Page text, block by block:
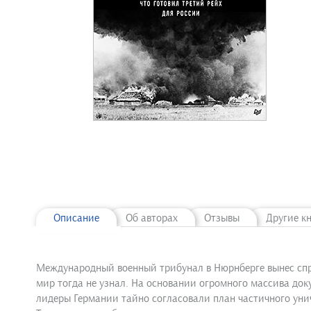
Описание Об авторах Отзывы Другие
Международный военный трибунал в Нюрнберге вынес
мир тогда не узнал. На основании огромного массива
лидеры Германии тайно согласовали план частичного